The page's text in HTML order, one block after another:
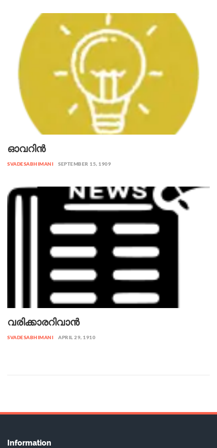
ഓവറിൻ
SVADESABHIMANI SEPTEMBER 15, 1909
വരിക്കാരറിവാൻ
SVADESABHIMANI APRIL 29, 1910
Information